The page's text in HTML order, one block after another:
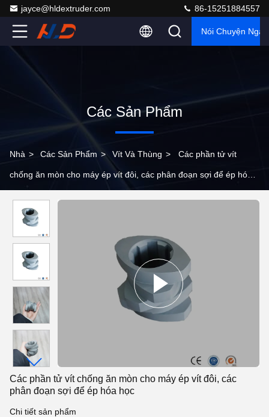
jayce@hldextruder.com 86-15251884557
Nói Chuyện Ngay.
Các Sản Phẩm
Nhà > Các Sản Phẩm > Vít Và Thùng > Các phần tử vít
chống ăn mòn cho máy ép vít đôi, các phân đoạn sợi để ép hóa
Các phần tử vít chống ăn mòn cho máy ép vít đôi, các
phân đoạn sợi để ép hóa học
Chi tiết sản phẩm